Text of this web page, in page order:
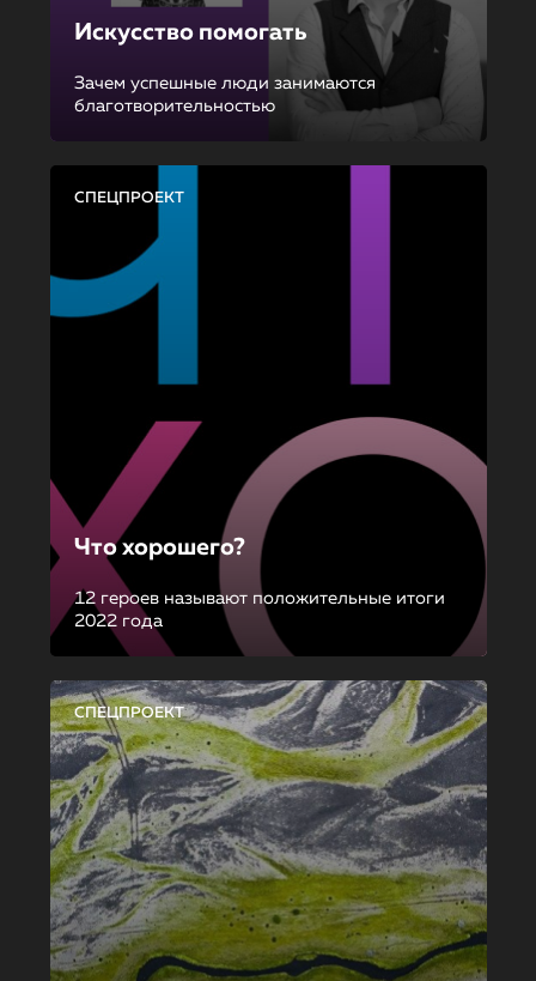
Искусство помогать
Зачем успешные люди занимаются
благотворительностью
СПЕЦПРОЕКТ
Что хорошего?
12 героев называют положительные итоги
2022 года
СПЕЦПРОЕКТ